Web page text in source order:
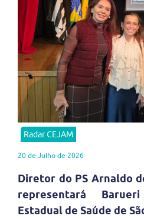
Radar CEJAM
20 de Julho de 2026
Diretor do PS Arnaldo
representará
Estadual de Saúde de